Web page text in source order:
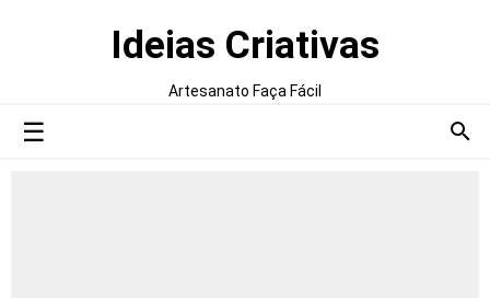
Ideias Criativas
Artesanato Faça Fácil